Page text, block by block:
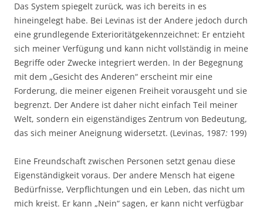
Das System spiegelt zurück, was ich bereits in es
hineingelegt habe. Bei Levinas ist der Andere jedoch durch
eine grundlegende Exterioritätgekennzeichnet: Er entzieht
sich meiner Verfügung und kann nicht vollständig in meine
Begriffe oder Zwecke integriert werden. In der Begegnung
mit dem „Gesicht des Anderen“ erscheint mir eine
Forderung, die meiner eigenen Freiheit vorausgeht und sie
begrenzt. Der Andere ist daher nicht einfach Teil meiner
Welt, sondern ein eigenständiges Zentrum von Bedeutung,
das sich meiner Aneignung widersetzt. (Levinas, 1987: 199)
Eine Freundschaft zwischen Personen setzt genau diese
Eigenständigkeit voraus. Der andere Mensch hat eigene
Bedürfnisse, Verpflichtungen und ein Leben, das nicht um
mich kreist. Er kann „Nein“ sagen, er kann nicht verfügbar